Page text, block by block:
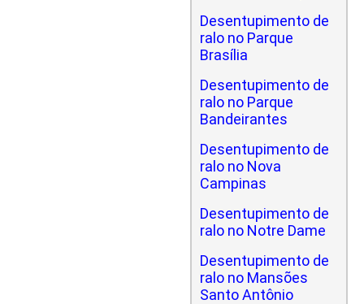
Desentupimento de
ralo no Parque
Brasília
Desentupimento de
ralo no Parque
Bandeirantes
Desentupimento de
ralo no Nova
Campinas
Desentupimento de
ralo no Notre Dame
Desentupimento de
ralo no Mansões
Santo Antônio